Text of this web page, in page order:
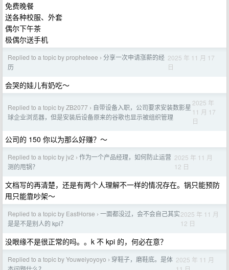
免费晚餐
送各种校服、外套
偶尔下午茶
极偶尔送手机
Replied to a topic by propheteee › 分享一次申请涨薪的经
历
2025 年 11 月 17
日
会哭的娃儿有奶吃～
Replied to a topic by ZB2077 › 自带设备入职，公司要求安装数影星
球企业浏览器，但是安装后设备原来的谷歌也显示被组织管理
2025 年
11 月 17
日
公司的 150 你以为那么好赚？～
Replied to a topic by jv2 › 作为一个产品经理，如何防止运营
测的甩锅？
2025 年 11 月
12 日
文档写的再清楚，还是有两个人理解不一样的情况存在。锅只能预防
甩只能靠吵架～
Replied to a topic by EastHorse › 一面都没过，会不会自己其实
是是不是别人的 kpi？
2025 年 11 月
12 日
没眼缘不是很正常的吗。。k 不 kpi 的，何必在意？
Replied to a topic by Youweiyoyoyo › 穿鞋子，磨鞋底。是体 2025 年 11 月